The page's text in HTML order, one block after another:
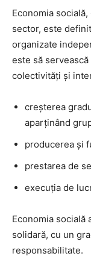
Economia
sector, este
organizate
este să
colectivități și
creșterea
aparținând
producerea și
prestarea de
execuția de
Economia socială
solidară, cu un
responsabilitate.